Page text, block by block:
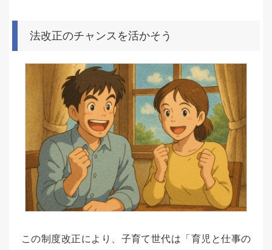
法改正のチャンスを活かそう
この制度改正により、子育て世代は「育児と仕事の